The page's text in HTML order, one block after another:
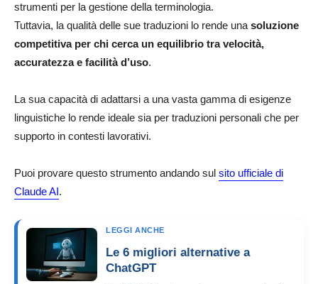
strumenti per la gestione della terminologia.
Tuttavia, la qualità delle sue traduzioni lo rende una soluzione
competitiva per chi cerca un equilibrio tra velocità,
accuratezza e facilità d’uso.
La sua capacità di adattarsi a una vasta gamma di esigenze
linguistiche lo rende ideale sia per traduzioni personali che per
supporto in contesti lavorativi.
Puoi provare questo strumento andando sul sito ufficiale di
Claude AI.
LEGGI ANCHE
Le 6 migliori alternative a
ChatGPT